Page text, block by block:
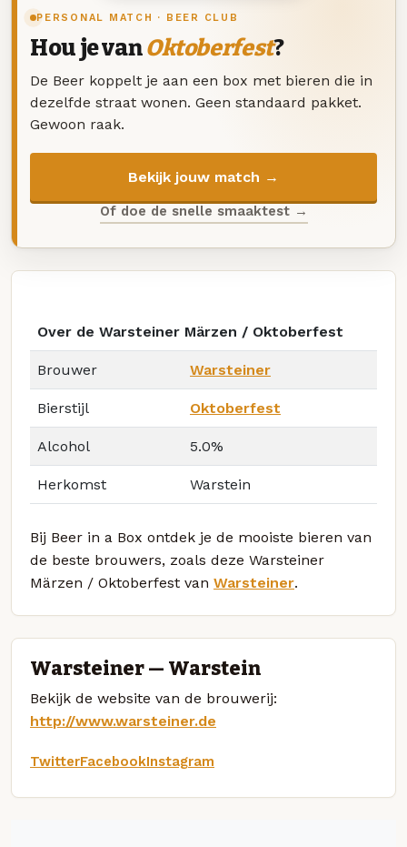
PERSONAL MATCH · BEER CLUB
Hou je vanOktoberfest?
De Beer koppelt je aan een box met bieren die in
dezelfde straat wonen. Geen standaard pakket.
Gewoon raak.
Bekijk jouw match →
Of doe de snelle smaaktest →
Over de Warsteiner Märzen / Oktoberfest
Brouwer Warsteiner
Bierstijl Oktoberfest
Alcohol 5.0%
Herkomst Warstein
Bij Beer in a Box ontdek je de mooiste bieren van
de beste brouwers, zoals deze Warsteiner
Märzen / Oktoberfest van Warsteiner.
Warsteiner — Warstein
Bekijk de website van de brouwerij:
http://www.warsteiner.de
TwitterFacebookInstagram